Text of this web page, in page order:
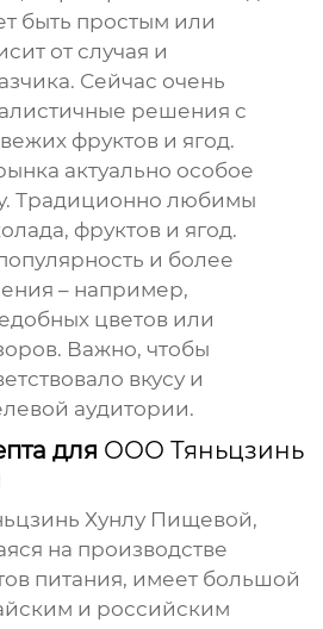
быть простым или
от случая и
Сейчас очень
решения с
фруктов и ягод.
актуально особое
Традиционно любимы
фруктов и ягод.
и более
– например,
цветов или
Важно, чтобы
вкусу и
аудитории.
для ООО Тяньцзинь
Хунлу Пищевой,
на производстве
питания, имеет большой
и российским